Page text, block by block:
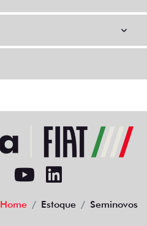
Home Estoque Seminovos